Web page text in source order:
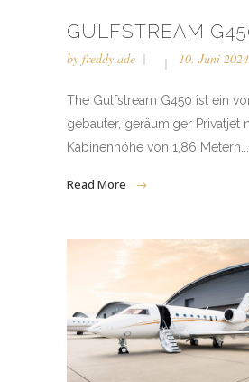
GULFSTREAM
by freddy ade 10. Juni 2024
The Gulfstream G450 ist ein
gebauter, geräumiger Privatjet
Kabinenhöhe von 1,86 Metern...
Read More